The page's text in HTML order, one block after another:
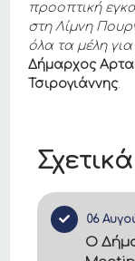
06
Ο
προοπτική εγκ
στη Λίμνη Που
όλα τα μέλη για
Δήμαρχος
Τσιρογιάννης.